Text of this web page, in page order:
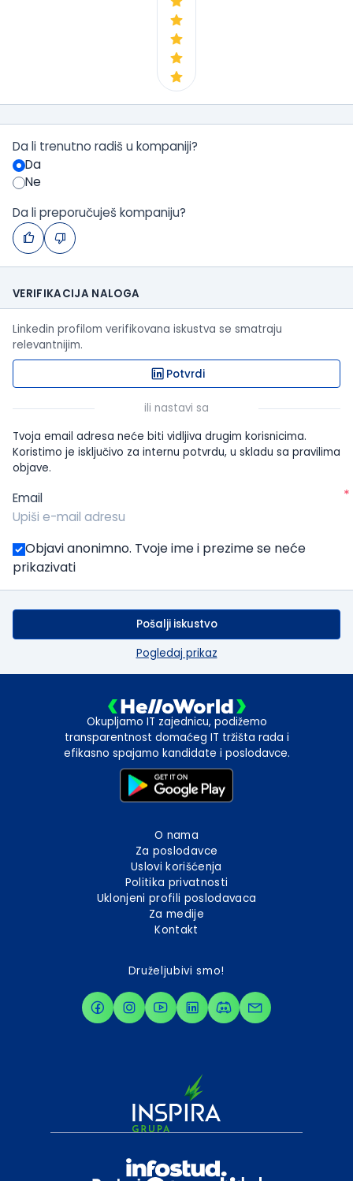
Da li trenutno radiš u kompaniji?
Da
Ne
Da li preporučuješ kompaniju?
VERIFIKACIJA NALOGA
Linkedin profilom verifikovana iskustva se smatraju
relevantnijim.
Potvrdi
ili nastavi sa
Tvoja email adresa neće biti vidljiva drugim korisnicima.
Koristimo je isključivo za internu potvrdu, u skladu sa pravilima
objave.
Email *
Objavi anonimno. Tvoje ime i prezime se neće
prikazivati
Pošalji iskustvo
Pogledaj prikaz
Okupljamo IT zajednicu, podižemo
transparentnost domaćeg IT tržišta rada i
efikasno spajamo kandidate i poslodavce.
O nama
Za poslodavce
Uslovi korišćenja
Politika privatnosti
Uklonjeni profili poslodavaca
Za medije
Kontakt
Druželjubivi smo!